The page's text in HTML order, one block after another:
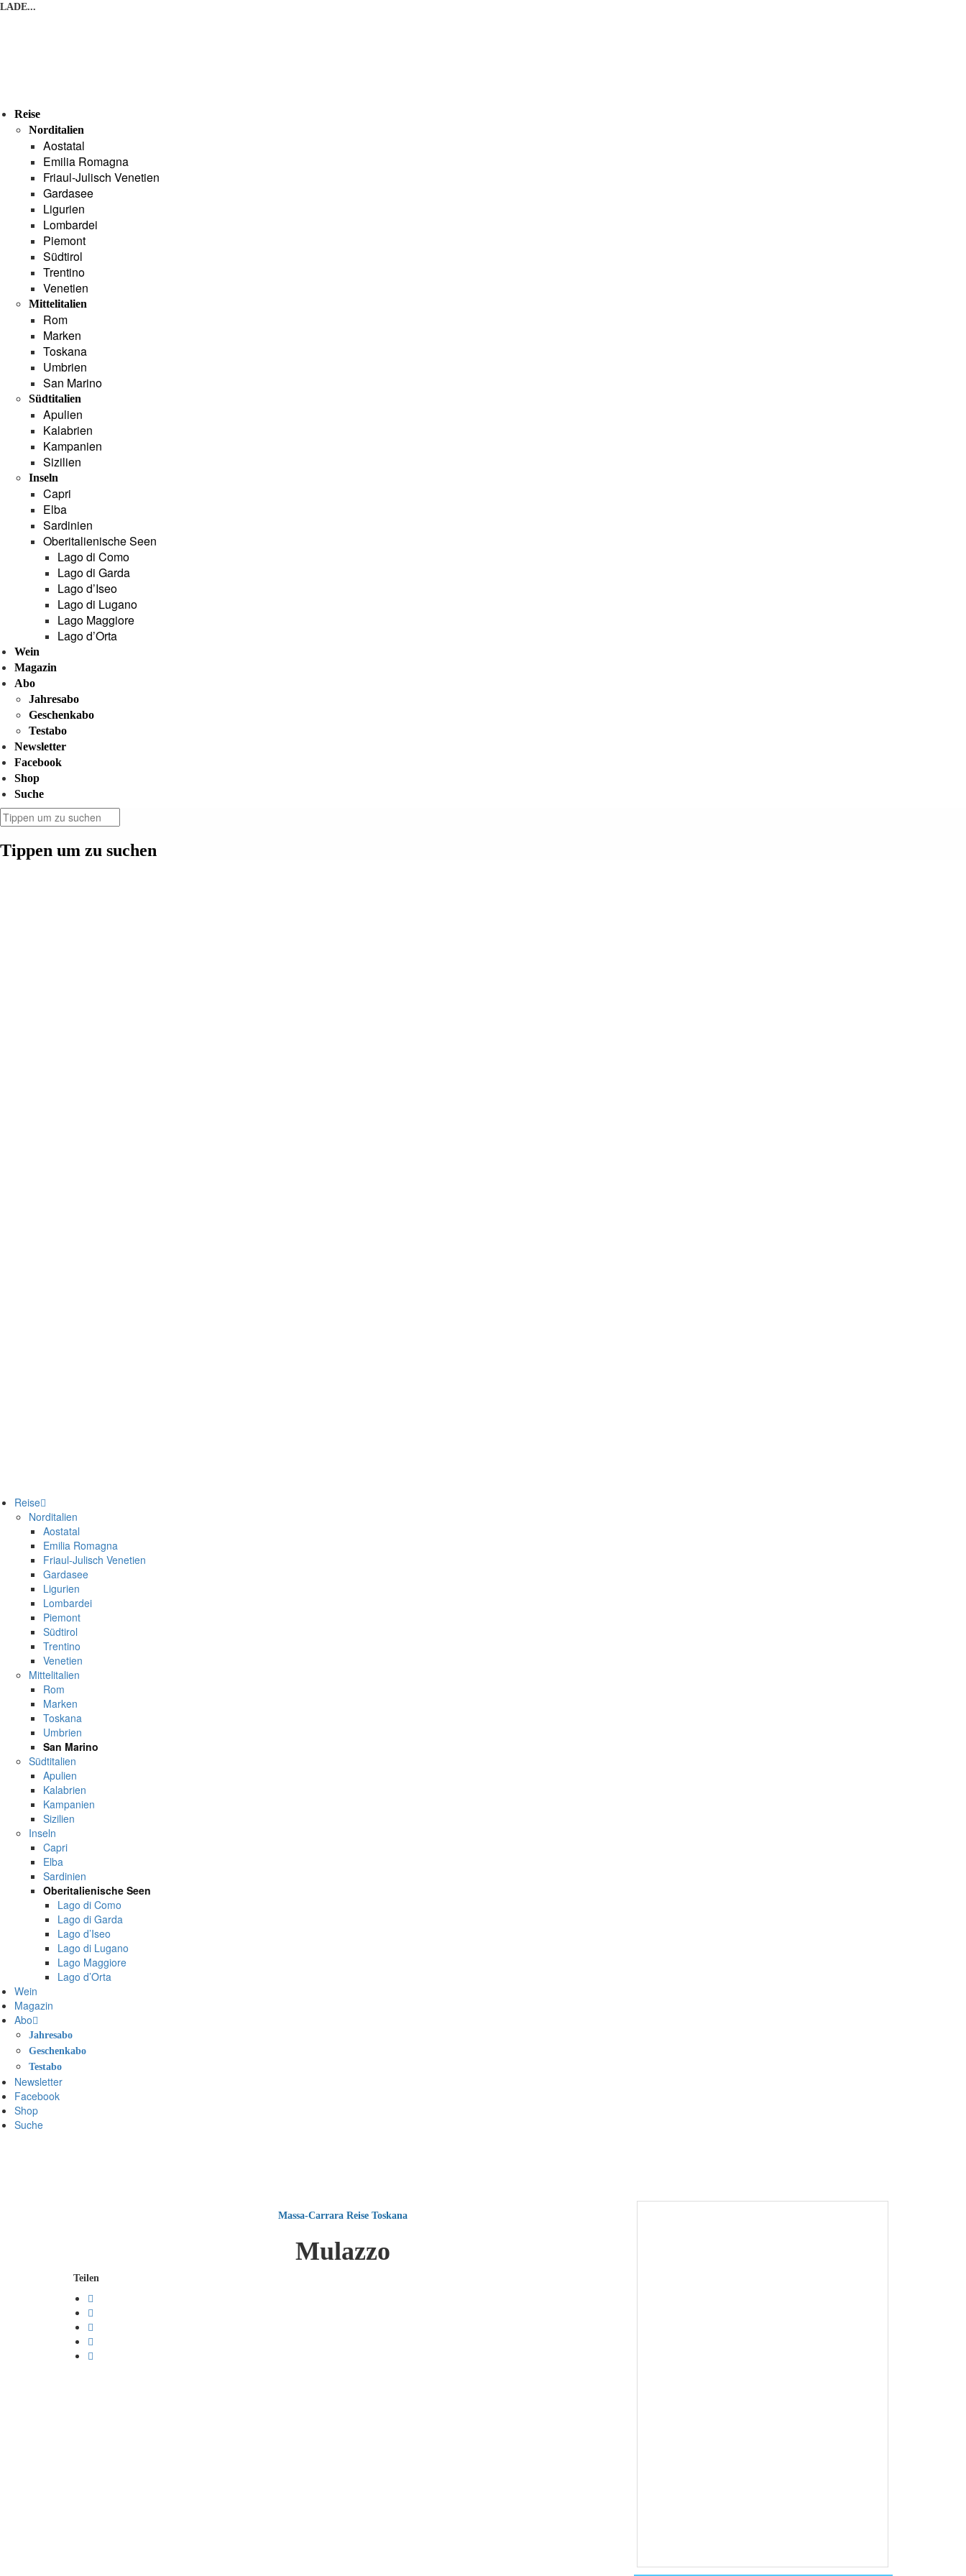
LADE...
Reise
Norditalien
Aostatal
Emilia Romagna
Friaul-Julisch Venetien
Gardasee
Ligurien
Lombardei
Piemont
Südtirol
Trentino
Venetien
Mittelitalien
Rom
Marken
Toskana
Umbrien
San Marino
Südtitalien
Apulien
Kalabrien
Kampanien
Sizilien
Inseln
Capri
Elba
Sardinien
Oberitalienische Seen
Lago di Como
Lago di Garda
Lago d’Iseo
Lago di Lugano
Lago Maggiore
Lago d’Orta
Wein
Magazin
Abo
Jahresabo
Geschenkabo
Testabo
Newsletter
Facebook
Shop
Suche
Tippen um zu suchen
Reise
Norditalien
Aostatal
Emilia Romagna
Friaul-Julisch Venetien
Gardasee
Ligurien
Lombardei
Piemont
Südtirol
Trentino
Venetien
Mittelitalien
Rom
Marken
Toskana
Umbrien
San Marino
Südtitalien
Apulien
Kalabrien
Kampanien
Sizilien
Inseln
Capri
Elba
Sardinien
Oberitalienische Seen
Lago di Como
Lago di Garda
Lago d’Iseo
Lago di Lugano
Lago Maggiore
Lago d’Orta
Wein
Magazin
Abo
Jahresabo
Geschenkabo
Testabo
Newsletter
Facebook
Shop
Suche
Massa-Carrara Reise Toskana
Mulazzo
Teilen